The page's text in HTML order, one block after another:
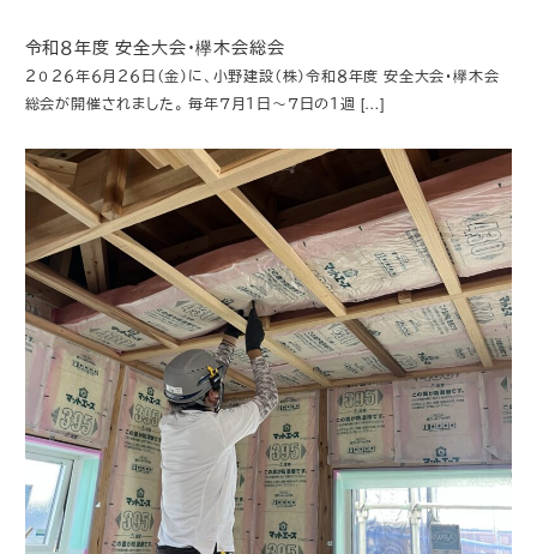
令和８年度 安全大会・欅木会総会
２０２６年６月２６日（金）に、小野建設（株）令和８年度 安全大会・欅木会
総会が開催されました。 毎年７月１日～７日の１週 […]